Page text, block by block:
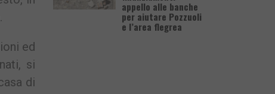
ed
si
di
appello alle banche
per aiutare Pozzuoli
e l’area flegrea